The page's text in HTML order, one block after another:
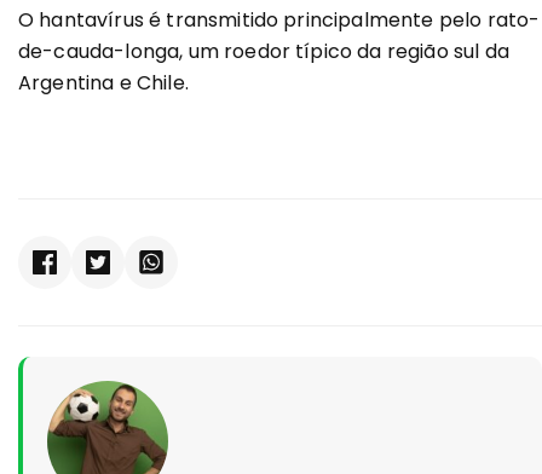
O hantavírus é transmitido principalmente pelo rato-
de-cauda-longa, um roedor típico da região sul da
Argentina e Chile.